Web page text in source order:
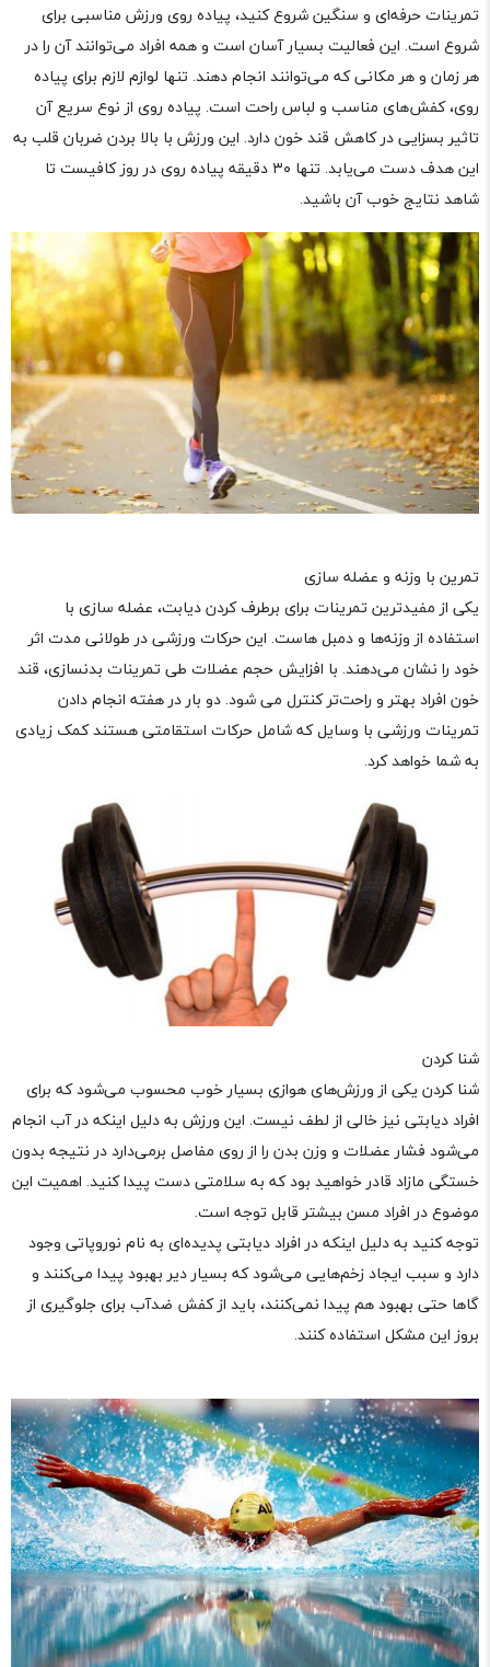
تمرینات حرفه‌ای و سنگین شروع کنید، پیاده روی ورزش مناسبی برای
شروع است. این فعالیت بسیار آسان است و همه افراد می‌توانند آن را در
هر زمان و هر مکانی که می‌توانند انجام دهند. تنها لوازم لازم برای پیاده
روی، کفش‌های مناسب و لباس راحت است. پیاده روی از نوع سریع آن
تاثیر بسزایی در کاهش قند خون دارد. این ورزش با بالا بردن ضربان قلب به
این هدف دست می‌یابد. تنها ۳۰ دقیقه پیاده روی در روز کافیست تا
شاهد نتایج خوب آن باشید.
تمرین با وزنه و عضله سازی
یکی از مفیدترین تمرینات برای برطرف کردن دیابت، عضله سازی با
استفاده از وزنه‌ها و دمبل‌ هاست. این حرکات ورزشی در طولانی مدت اثر
خود را نشان می‌دهند. با افزایش حجم عضلات طی تمرینات بدنسازی، قند
خون افراد بهتر و راحت‌تر کنترل می شود. دو بار در هفته انجام دادن
تمرینات ورزشی با وسایل که شامل حرکات استقامتی هستند کمک زیادی
به شما خواهد کرد.
شنا کردن
شنا کردن یکی از ورزش‌های هوازی بسیار خوب محسوب می‌شود که برای
افراد دیابتی نیز خالی از لطف نیست. این ورزش به دلیل اینکه در آب انجام
می‌شود فشار عضلات و وزن بدن را از روی مفاصل برمی‌دارد در نتیجه بدون
خستگی مازاد قادر خواهید بود که به سلامتی دست پیدا کنید. اهمیت این
موضوع در افراد مسن بیشتر قابل توجه است.
توجه کنید به دلیل اینکه در افراد دیابتی پدیده‌ای به نام نوروپاتی وجود
دارد و سبب ایجاد زخم‌هایی می‌شود که بسیار دیر بهبود پیدا می‌کنند و
گاها حتی بهبود هم پیدا نمی‌کنند، باید از کفش ضدآب برای جلوگیری از
بروز این مشکل استفاده کنند.